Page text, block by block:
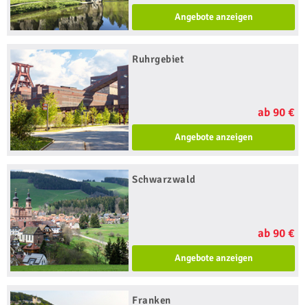
Angebote anzeigen
Ruhrgebiet
ab 90 €
Angebote anzeigen
Schwarzwald
ab 90 €
Angebote anzeigen
Franken